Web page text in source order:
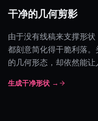
干净的几何剪影
由于没有线稿来支撑形
都刻意简化得干脆利落
的几何形态，却依然能让
生成干净形状 →